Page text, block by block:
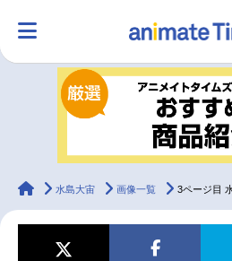
ランキング
ラジオ みんなの声
マンガ・ラノベ ゲーム・アプリ
animateTimes
水島大宙 画像一覧 3ページ目